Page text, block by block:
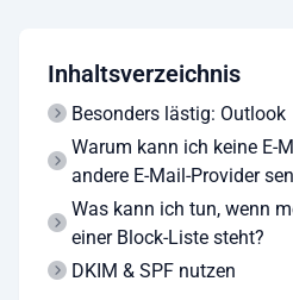
Inhaltsverzeichnis
Besonders lästig: Outlook
Warum kann ich keine E-
andere E-Mail-Provider
Was kann ich tun, wenn
einer Block-Liste steht?
DKIM & SPF nutzen